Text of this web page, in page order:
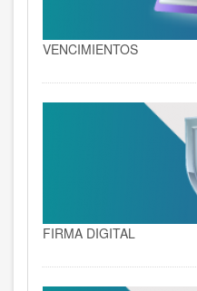
VENCIMIENTOS
FIRMA DIGITAL